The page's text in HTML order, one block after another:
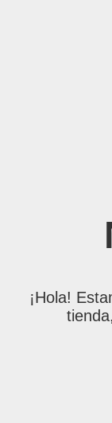
¡Hola!